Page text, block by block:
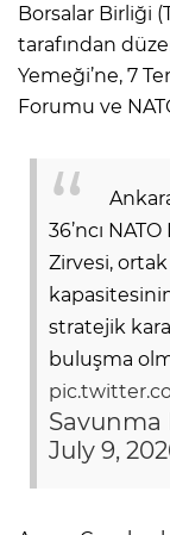
Borsalar Birliği
tarafından
Yemeği’ne, 7
Forumu ve
36’ncı
Zirvesi, ortak
stratejik
buluşma
Savunma
July 9,